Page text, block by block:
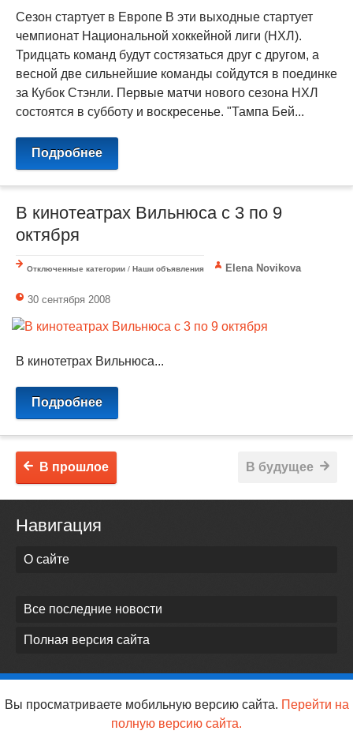
Сезон стартует в Европе В эти выходные стартует
чемпионат Национальной хоккейной лиги (НХЛ).
Тридцать команд будут состязаться друг с другом, а
весной две сильнейшие команды сойдутся в поединке
за Кубок Стэнли. Первые матчи нового сезона НХЛ
состоятся в субботу и воскресенье. "Тампа Бей...
Подробнее
В кинотеатрах Вильнюса с 3 по 9
октября
Отключенные категории / Наши объявления Elena Novikova
30 сентября 2008
В кинотетрах Вильнюса...
Подробнее
В будущее
В прошлое
Навигация
О сайте
Все последние новости
Полная версия сайта
Вы просматриваете мобильную версию сайта. Перейти на
полную версию сайта.